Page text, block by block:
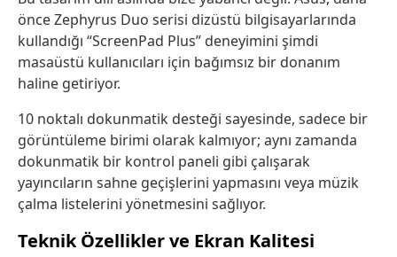
önce Zephyrus Duo serisi dizüstü bilgisayarlarında
kullandığı “ScreenPad Plus” deneyimini şimdi
masaüstü kullanıcıları için bağımsız bir donanım
haline getiriyor.
10 noktalı dokunmatik desteği sayesinde, sadece bir
görüntüleme birimi olarak kalmıyor; aynı zamanda
dokunmatik bir kontrol paneli gibi çalışarak
yayıncıların sahne geçişlerini yapmasını veya müzik
çalma listelerini yönetmesini sağlıyor.
Teknik Özellikler ve Ekran Kalitesi